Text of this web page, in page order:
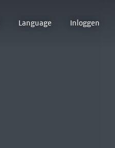
Language Inloggen